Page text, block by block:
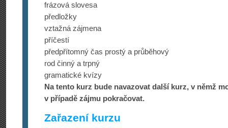
frázová slovesa
předložky
vztažná zájmena
příčestí
předpřítomný čas prostý a průběhový
rod činný a trpný
gramatické kvízy
Na tento kurz bude navazovat další kurz, v němž
v případě zájmu pokračovat.
Zařazení kurzu